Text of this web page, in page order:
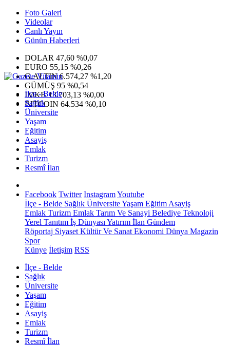
Foto Galeri
Videolar
Canlı Yayın
Günün Haberleri
DOLAR 47,60 %0,07
EURO 55,15 %0,26
G.ALTIN6.574,27 %1,20
GÜMÜŞ 95 %0,54
IMKB13.703,13 %0,00
BITCOIN 64.534 %0,10
İlçe - Belde
Sağlık
Üniversite
Yaşam
Eğitim
Asayiş
Emlak
Turizm
Resmî İlan
Facebook Twitter InstagramYoutube
İlçe - Belde Sağlık ÜniversiteYaşam Eğitim Asayiş
Emlak Turizm Emlak Tarım Ve Sanayi Belediye Teknoloji
Yerel Tanıtım İş Dünyası Yatırım İlan Gündem
Röportaj Siyaset Kültür Ve Sanat Ekonomi Dünya Magazin
Spor
Künye İletişim RSS
İlçe - Belde
Sağlık
Üniversite
Yaşam
Eğitim
Asayiş
Emlak
Turizm
Resmî İlan